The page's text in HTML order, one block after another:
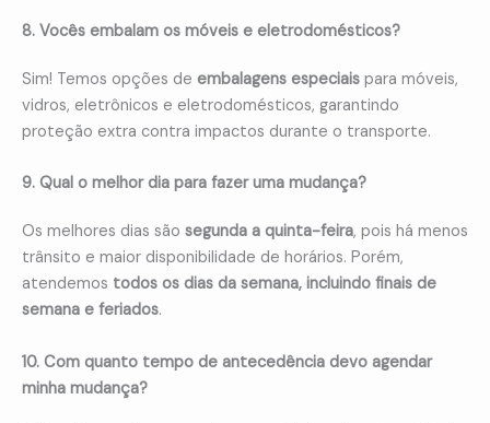
8. Vocês embalam os móveis e eletrodomésticos?
Sim! Temos opções de embalagens especiais para móveis,
vidros, eletrônicos e eletrodomésticos, garantindo
proteção extra contra impactos durante o transporte.
9. Qual o melhor dia para fazer uma mudança?
Os melhores dias são segunda a quinta-feira, pois há menos
trânsito e maior disponibilidade de horários. Porém,
atendemos todos os dias da semana, incluindo finais de
semana e feriados.
10. Com quanto tempo de antecedência devo agendar
minha mudança?